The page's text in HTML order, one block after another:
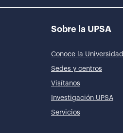
Sobre la UPSA
Conoce la Universidad
Sedes y centros
Visítanos
Investigación UPSA
Servicios